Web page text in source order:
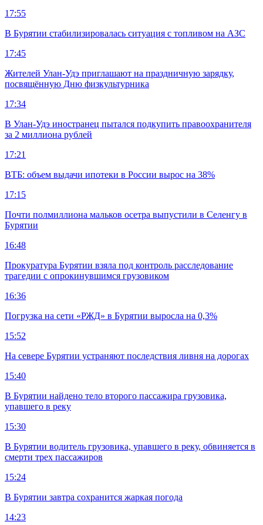
17:55
В Бурятии стабилизировалась ситуация с топливом на АЗС
17:45
Жителей Улан-Удэ приглашают на праздничную зарядку,
посвящённую Дню физкультурника
17:34
В Улан-Удэ иностранец пытался подкупить правоохранителя
за 2 миллиона рублей
17:21
ВТБ: объем выдачи ипотеки в России вырос на 38%
17:15
Почти полмиллиона мальков осетра выпустили в Селенгу в
Бурятии
16:48
Прокуратура Бурятии взяла под контроль расследование
трагедии с опрокинувшимся грузовиком
16:36
Погрузка на сети «РЖД» в Бурятии выросла на 0,3%
15:52
На севере Бурятии устраняют последствия ливня на дорогах
15:40
В Бурятии найдено тело второго пассажира грузовика,
упавшего в реку
15:30
В Бурятии водитель грузовика, упавшего в реку, обвиняется в
смерти трех пассажиров
15:24
В Бурятии завтра сохранится жаркая погода
14:23